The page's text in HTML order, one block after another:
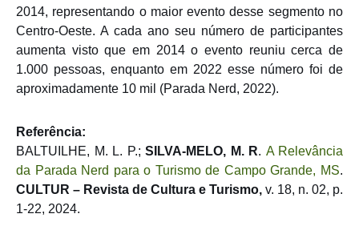
2014, representando o maior evento desse segmento no
Centro-Oeste. A cada ano seu número de participantes
aumenta visto que em 2014 o evento reuniu cerca de
1.000 pessoas, enquanto em 2022 esse número foi de
aproximadamente 10 mil (Parada Nerd, 2022).
Referência:
BALTUILHE, M. L. P.; SILVA-MELO, M. R. A Relevância
da Parada Nerd para o Turismo de Campo Grande, MS.
CULTUR – Revista de Cultura e Turismo, v. 18, n. 02, p.
1-22, 2024.